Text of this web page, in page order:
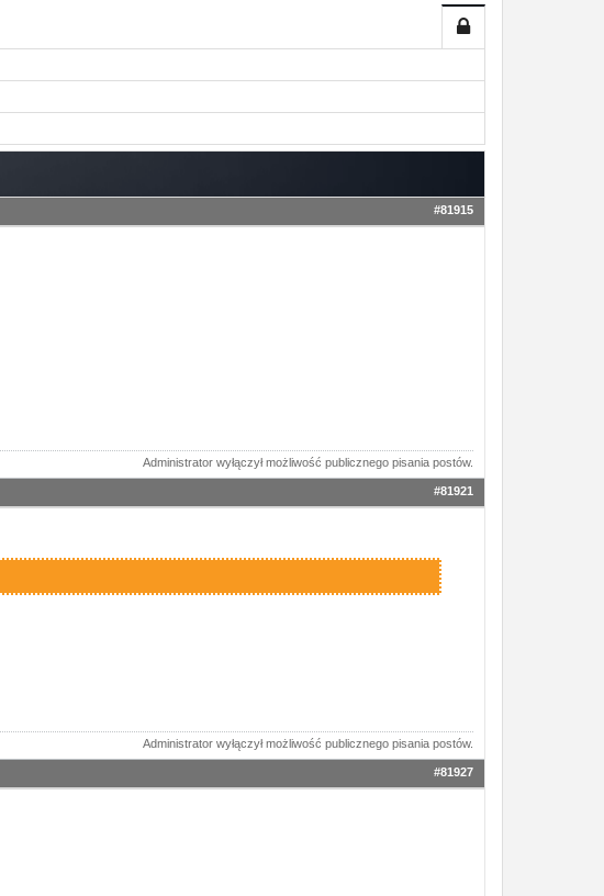
#81915
Administrator wyłączył możliwość publicznego pisania postów.
#81921
Administrator wyłączył możliwość publicznego pisania postów.
#81927